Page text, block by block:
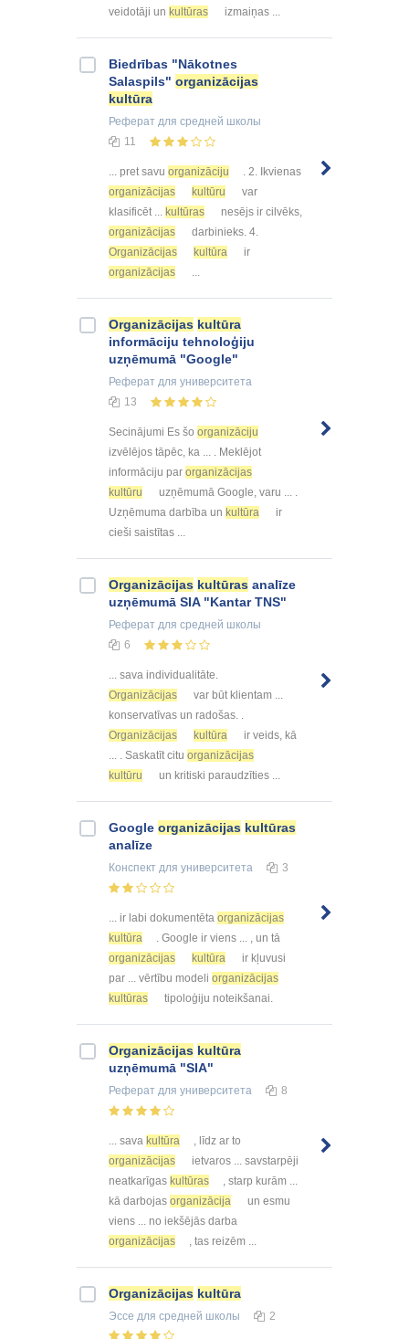
veidotāji un kultūras izmaiņas ...
Biedrības "Nākotnes
Salaspils" organizācijas
kultūra
Реферат для средней школы
11
... pret savu organizāciju
. 2. Ikvienas
organizācijas
kultūru
var
klasificēt ... kultūras
nesējs ir cilvēks,
organizācijas
darbinieks. 4.
Organizācijas
kultūra
ir
organizācijas
...
Organizācijas kultūra
informāciju tehnoloģiju
uzņēmumā "Google"
Реферат для университета
13
Secinājumi Es šo organizāciju
izvēlējos tāpēc, ka ... . Meklējot
informāciju par organizācijas
kultūru
uzņēmumā Google, varu ... .
Uzņēmuma darbība un kultūra
ir
cieši saistītas ...
Organizācijas kultūras analīze
uzņēmumā SIA "Kantar TNS"
Реферат для средней школы
6
... sava individualitāte.
Organizācijas
var būt klientam ...
konservatīvas un radošas. .
Organizācijas
kultūra
ir veids, kā
... . Saskatīt citu organizācijas
kultūru
un kritiski paraudzīties ...
Google organizācijas kultūras
analīze
Конспект для университета 3
... ir labi dokumentēta organizācijas
kultūra
. Google ir viens ... , un tā
organizācijas
kultūra
ir kļuvusi
par ... vērtību modeli organizācijas
kultūras
tipoloģiju noteikšanai.
Organizācijas kultūra
uzņēmumā "SIA"
Реферат для университета 8
... sava kultūra
, līdz ar to
organizācijas
ietvaros ... savstarpēji
neatkarīgas kultūras
, starp kurām ...
kā darbojas organizācija
un esmu
viens ... no iekšējās darba
organizācijas
, tas reizēm ...
Organizācijas kultūra
Эссе для средней школы 2